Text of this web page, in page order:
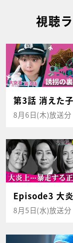
視聴
第3話 消えた
8月6日(木)放送分
Episode3 大
8月5日(水)放送分